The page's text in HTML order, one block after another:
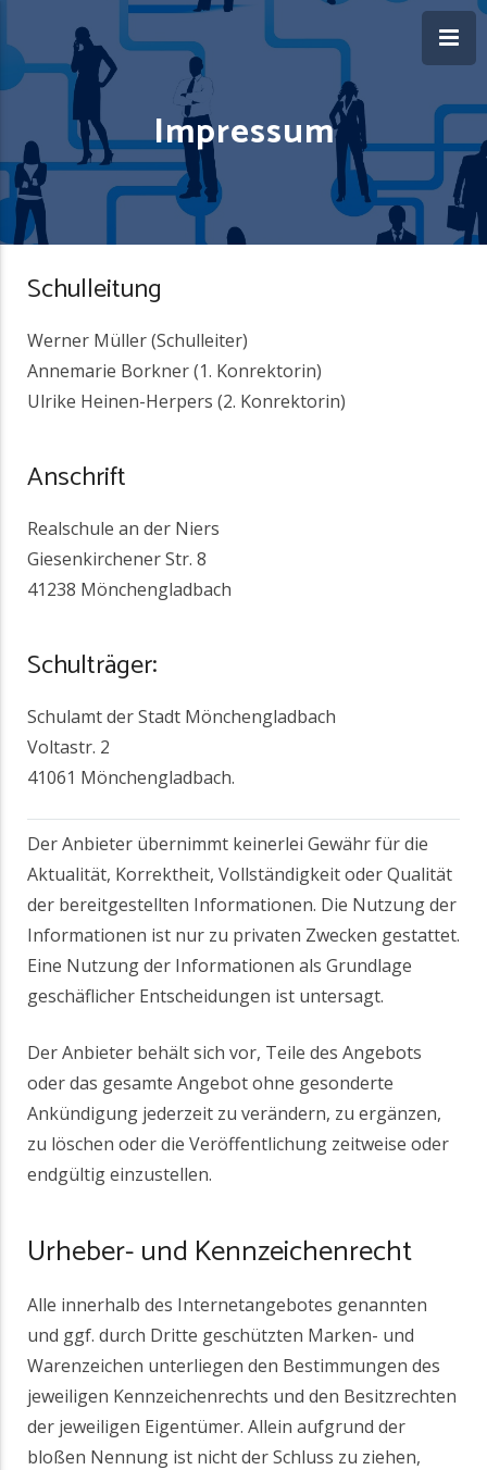
Impressum
Schulleitung
Werner Müller (Schulleiter)
Annemarie Borkner (1. Konrektorin)
Ulrike Heinen-Herpers (2. Konrektorin)
Anschrift
Realschule an der Niers
Giesenkirchener Str. 8
41238 Mönchengladbach
Schulträger:
Schulamt der Stadt Mönchengladbach
Voltastr. 2
41061 Mönchengladbach.
Der Anbieter übernimmt keinerlei Gewähr für die
Aktualität, Korrektheit, Vollständigkeit oder Qualität
der bereitgestellten Informationen. Die Nutzung der
Informationen ist nur zu privaten Zwecken gestattet.
Eine Nutzung der Informationen als Grundlage
geschäflicher Entscheidungen ist untersagt.
Der Anbieter behält sich vor, Teile des Angebots
oder das gesamte Angebot ohne gesonderte
Ankündigung jederzeit zu verändern, zu ergänzen,
zu löschen oder die Veröffentlichung zeitweise oder
endgültig einzustellen.
Urheber- und Kennzeichenrecht
Alle innerhalb des Internetangebotes genannten
und ggf. durch Dritte geschützten Marken- und
Warenzeichen unterliegen den Bestimmungen des
jeweiligen Kennzeichenrechts und den Besitzrechten
der jeweiligen Eigentümer. Allein aufgrund der
bloßen Nennung ist nicht der Schluss zu ziehen,